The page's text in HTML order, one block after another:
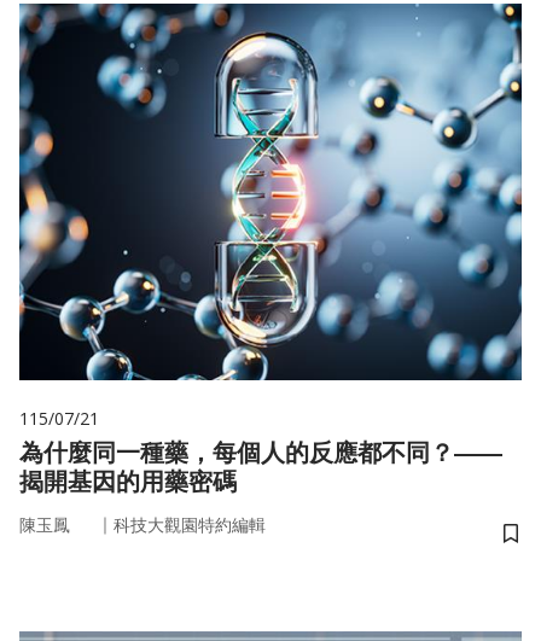
115/07/21
為什麼同一種藥，每個人的反應都不同？——
揭開基因的用藥密碼
陳玉鳳 ｜ 科技大觀園特約編輯
儲